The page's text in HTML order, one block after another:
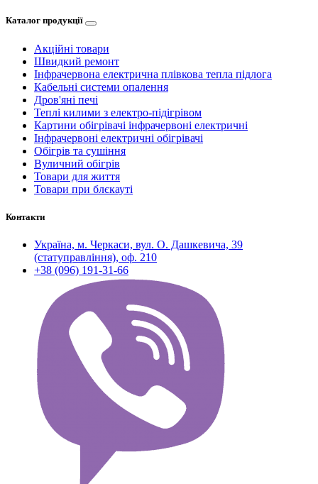
Каталог продукції
Акційні товари
Швидкий ремонт
Інфрачервона електрична плівкова тепла підлога
Кабельні системи опалення
Дров'яні печі
Теплі килими з електро-підігрівом
Картини обігрівачі інфрачервоні електричні
Інфрачервоні електричні обігрівачі
Обігрів та сушіння
Вуличний обігрів
Товари для життя
Товари при блєкауті
Контакти
Україна, м. Черкаси, вул. О. Дашкевича, 39
(статуправління), оф. 210
+38 (096) 191-31-66